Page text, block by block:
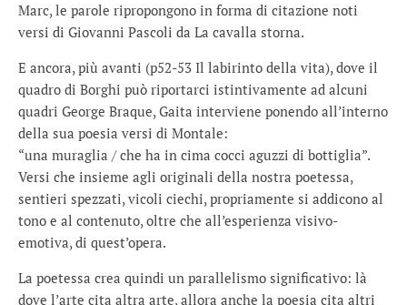
Marc, le parole ripropongono in forma di citazione noti
versi di Giovanni Pascoli da La cavalla storna.
E ancora, più avanti (p52-53 Il labirinto della vita), dove il
quadro di Borghi può riportarci istintivamente ad alcuni
quadri George Braque, Gaita interviene ponendo all’interno
della sua poesia versi di Montale:
“una muraglia / che ha in cima cocci aguzzi di bottiglia”.
Versi che insieme agli originali della nostra poetessa,
sentieri spezzati, vicoli ciechi, propriamente si addicono al
tono e al contenuto, oltre che all’esperienza visivo-
emotiva, di quest’opera.
La poetessa crea quindi un parallelismo significativo: là
dove l’arte cita altra arte, allora anche la poesia cita altri